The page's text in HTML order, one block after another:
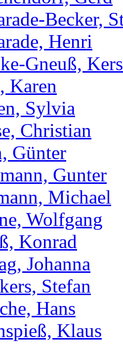
Becker,
Henri
Gneuß,
Karen
Sylvia
Christian
Günter
Gunter
Michael
Wolfgang
Konrad
Johanna
Stefan
Hans
Klaus